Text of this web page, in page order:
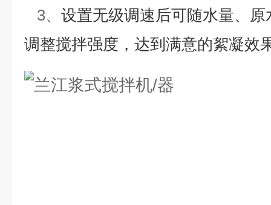
3、 设置无级调速后可随水量、
调整搅拌强度，达到满意的絮凝效